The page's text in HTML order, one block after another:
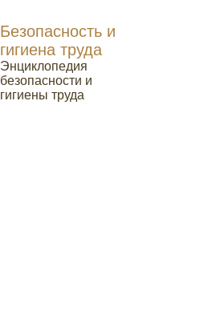
Безопасность и
гигиена труда
Энциклопедия
безопасности и
гигиены труда